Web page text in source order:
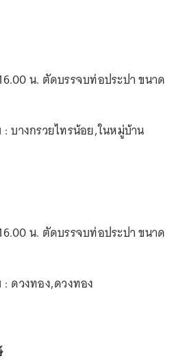
น. ตัดบรรจบท่อประปา ขนาด
บางกรวยไทรน้อย,ในหมู่บ้าน
น. ตัดบรรจบท่อประปา ขนาด
ดวงทอง,ดวงทอง